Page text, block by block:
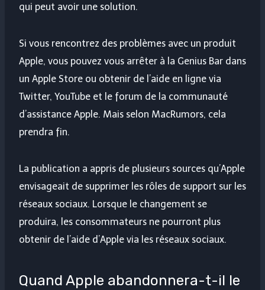
qui peut avoir une solution.
Si vous rencontrez des problèmes avec un produit
Apple, vous pouvez vous arrêter à la Genius Bar dans
un Apple Store ou obtenir de l’aide en ligne via
Twitter, YouTube et le forum de la communauté
d’assistance Apple. Mais selon MacRumors, cela
prendra fin.
La publication a appris de plusieurs sources qu’Apple
envisageait de supprimer les rôles de support sur les
réseaux sociaux. Lorsque le changement se
produira, les consommateurs ne pourront plus
obtenir de l’aide d’Apple via les réseaux sociaux.
Quand Apple abandonnera-t-il le